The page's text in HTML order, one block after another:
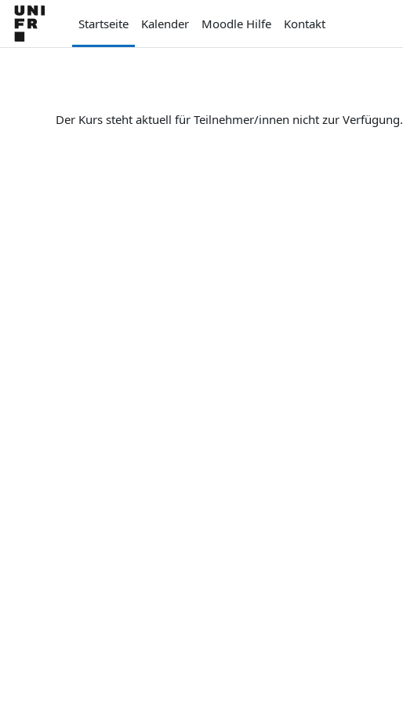
Zum Hauptinhalt
Startseite
Kalender Moodle Hilfe Kontakt
Der Kurs steht aktuell für Teilnehmer/innen nicht zur Verfügung.